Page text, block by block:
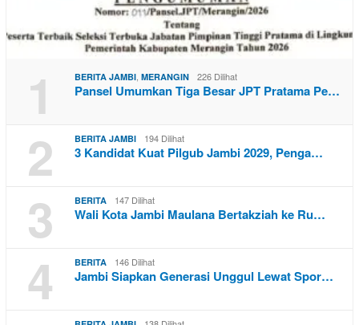
1 BERITA JAMBI MERANGIN 226 Dilihat
Pansel Umumkan Tiga Besar JPT Pratama Pe…
2 BERITA JAMBI 194 Dilihat
3 Kandidat Kuat Pilgub Jambi 2029, Penga…
3 BERITA 147 Dilihat
Wali Kota Jambi Maulana Bertakziah ke Ru…
4 BERITA 146 Dilihat
Jambi Siapkan Generasi Unggul Lewat Spor…